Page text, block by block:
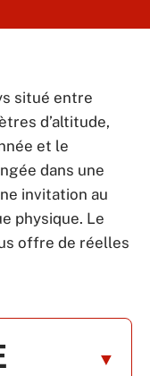
situé entre
d’altitude,
et le
dans une
invitation au
physique. Le
offre de réelles